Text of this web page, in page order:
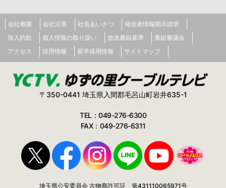
会社概要 会社沿革 社長あいさつ
発信者情報開示請求
加入約款
個人情報の取り扱い 放送番組基準
番組審議会
アクセス
採用情報 新卒採用情報 サイトマップ
〒350-0441 埼玉県入間郡毛呂山町岩井635-1
TEL：049-276-6300
FAX：049-276-6311
埼玉県公安委員会 古物商許可証 第431110065971号